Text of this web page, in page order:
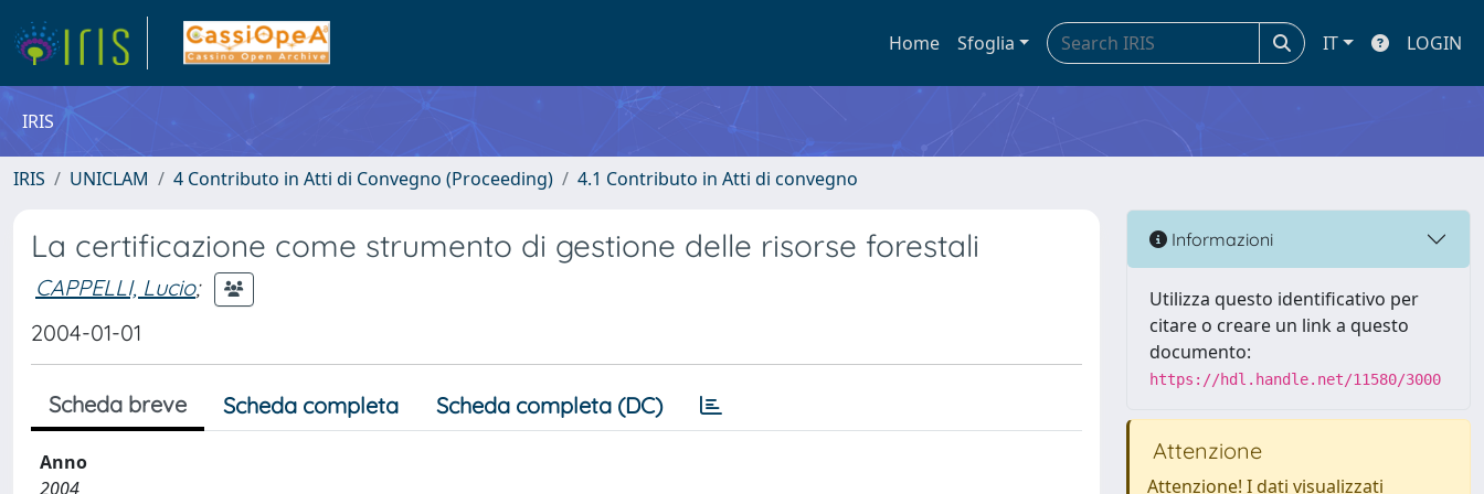
Home Sfoglia IT LOGIN
IRIS
IRIS UNICLAM 4 Contributo in Atti di Convegno (Proceeding) 4.1 Contributo in Atti di convegno
La certificazione come strumento di gestione delle risorse forestali
CAPPELLI, Lucio;
2004-01-01
Scheda breve Scheda completa Scheda completa (DC)
Anno
2004
Informazioni
Utilizza questo identificativo per
citare o creare un link a questo
documento:
https://hdl.handle.net/11580/3000
Attenzione
Attenzione! I dati visualizzati